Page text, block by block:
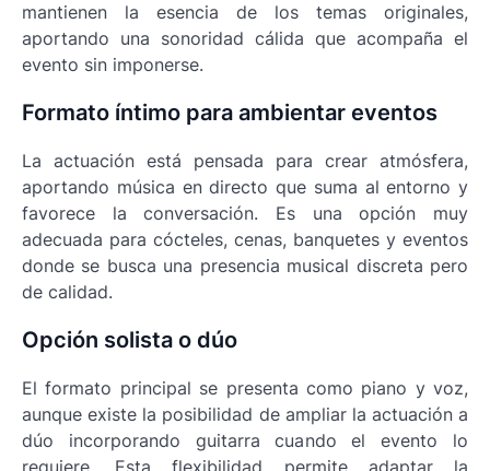
mantienen la esencia de los temas originales,
aportando una sonoridad cálida que acompaña el
evento sin imponerse.
Formato íntimo para ambientar eventos
La actuación está pensada para crear atmósfera,
aportando música en directo que suma al entorno y
favorece la conversación. Es una opción muy
adecuada para cócteles, cenas, banquetes y eventos
donde se busca una presencia musical discreta pero
de calidad.
Opción solista o dúo
El formato principal se presenta como piano y voz,
aunque existe la posibilidad de ampliar la actuación a
dúo incorporando guitarra cuando el evento lo